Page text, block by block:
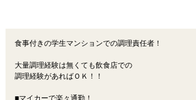
食事付きの学生マンションでの調理責任者！
大量調理経験は無くても飲食店での
調理経験があればＯＫ！！
■マイカーで楽々通勤！